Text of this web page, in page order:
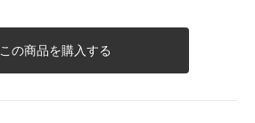
この商品を購入する